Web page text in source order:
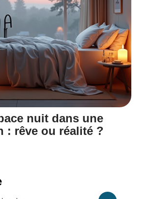
nuit dans une
: rêve ou réalité ?